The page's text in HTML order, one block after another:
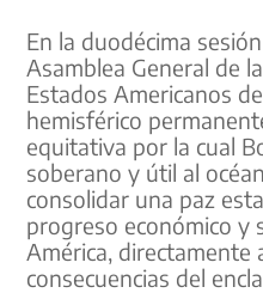
En la duodécima
Asamblea General de
Estados Americanos
hemisférico
equitativa por la cual
soberano y útil al
consolidar una paz
progreso económico y
América, directamente
consecuencias del